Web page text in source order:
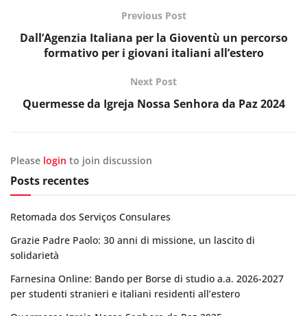
Previous Post
Dall’Agenzia Italiana per la Gioventù un percorso
formativo per i giovani italiani all’estero
Next Post
Quermesse da Igreja Nossa Senhora da Paz 2024
Please login to join discussion
Posts recentes
Retomada dos Serviços Consulares
Grazie Padre Paolo: 30 anni di missione, un lascito di
solidarietà
Farnesina Online: Bando per Borse di studio a.a. 2026-2027
per studenti stranieri e italiani residenti all’estero